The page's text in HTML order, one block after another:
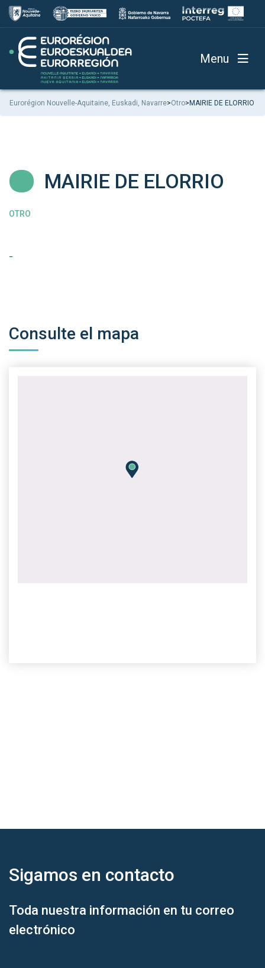
Menu
Eurorégion Nouvelle-Aquitaine, Euskadi, Navarre>Otro>MAIRIE DE ELORRIO
MAIRIE DE ELORRIO
OTRO
-
Consulte el mapa
Sigamos en contacto
Toda nuestra información en tu correo
electrónico